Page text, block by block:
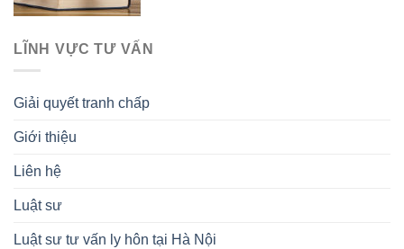
LĨNH VỰC TƯ VẤN
Giải quyết tranh chấp
Giới thiệu
Liên hệ
Luật sư
Luật sư tư vấn ly hôn tại Hà Nội